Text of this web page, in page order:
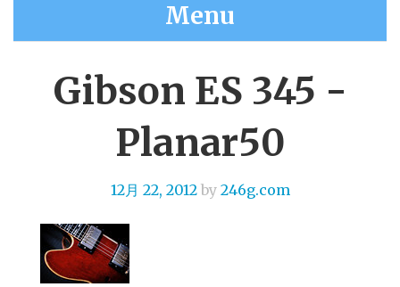
Menu
Gibson ES 345 -
Planar50
12月 22, 2012by 246g.com